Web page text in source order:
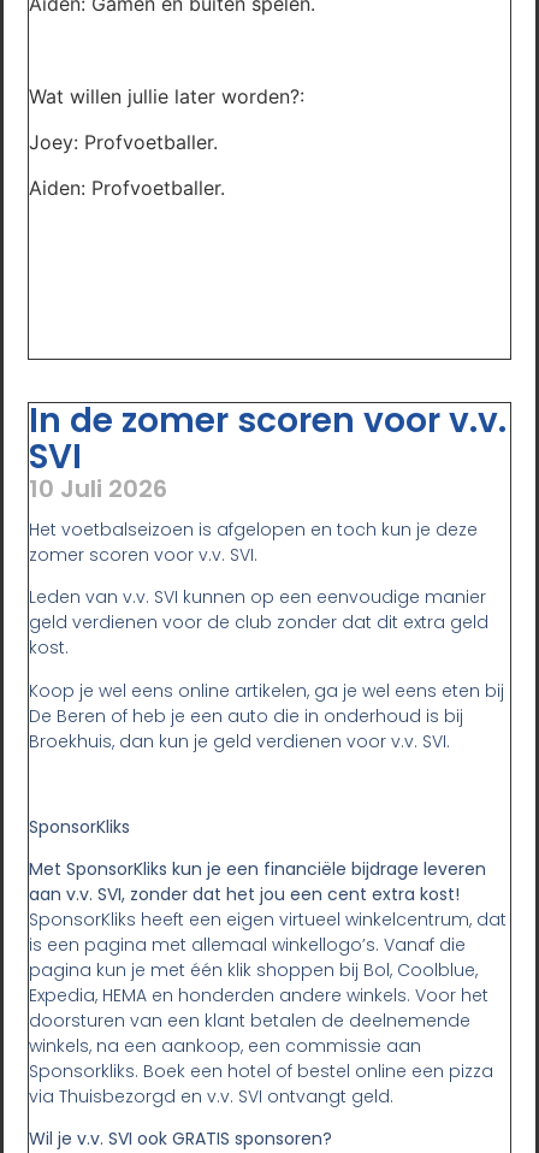
Wat willen jullie later worden?:
Joey: Profvoetballer.
Aiden: Profvoetballer.
In de zomer scoren voor v.v.
SVI
10 Juli 2026
Het voetbalseizoen is afgelopen en toch kun je deze
zomer scoren voor v.v. SVI.
Leden van v.v. SVI kunnen op een eenvoudige manier
geld verdienen voor de club zonder dat dit extra geld
kost.
Koop je wel eens online artikelen, ga je wel eens eten bij
De Beren of heb je een auto die in onderhoud is bij
Broekhuis, dan kun je geld verdienen voor v.v. SVI.
SponsorKliks
Met SponsorKliks kun je een financiële bijdrage leveren
aan v.v. SVI, zonder dat het jou een cent extra kost!
SponsorKliks heeft een eigen virtueel winkelcentrum, dat
is een pagina met allemaal winkellogo’s. Vanaf die
pagina kun je met één klik shoppen bij Bol, Coolblue,
Expedia, HEMA en honderden andere winkels. Voor het
doorsturen van een klant betalen de deelnemende
winkels, na een aankoop, een commissie aan
Sponsorkliks. Boek een hotel of bestel online een pizza
via Thuisbezorgd en v.v. SVI ontvangt geld.
Wil je v.v. SVI ook GRATIS sponsoren?